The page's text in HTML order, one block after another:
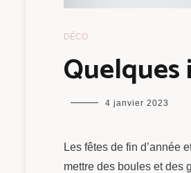
DÉCO
Quelques
maman
4 janvier 2023
Les fêtes de fin d’année
mettre des boules et des